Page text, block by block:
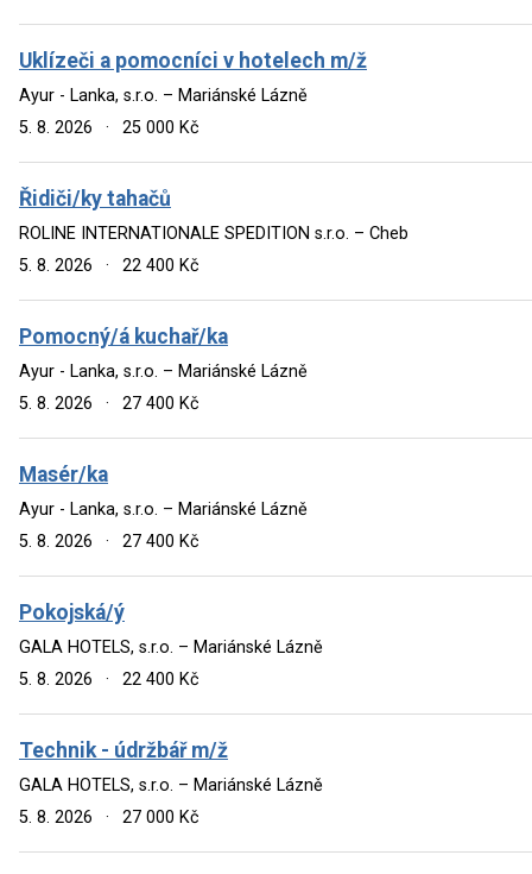
Uklízeči a pomocníci v hotelech m/ž
Ayur - Lanka, s.r.o. – Mariánské Lázně
5. 8. 2026
· 25 000 Kč
Řidiči/ky tahačů
ROLINE INTERNATIONALE SPEDITION s.r.o. – Cheb
5. 8. 2026
· 22 400 Kč
Pomocný/á kuchař/ka
Ayur - Lanka, s.r.o. – Mariánské Lázně
5. 8. 2026
· 27 400 Kč
Masér/ka
Ayur - Lanka, s.r.o. – Mariánské Lázně
5. 8. 2026
· 27 400 Kč
Pokojská/ý
GALA HOTELS, s.r.o. – Mariánské Lázně
5. 8. 2026
· 22 400 Kč
Technik - údržbář m/ž
GALA HOTELS, s.r.o. – Mariánské Lázně
5. 8. 2026
· 27 000 Kč